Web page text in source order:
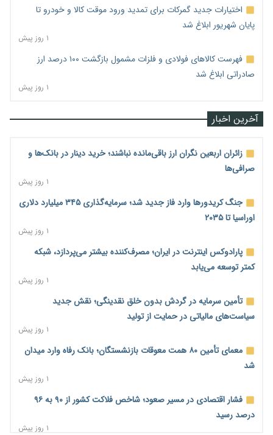
اختیارات جدید گمرکات برای تمدید ورود موقت کالا و خودرو تا
پایان شهریور ابلاغ شد
۱ روز پیش
فهرست کالاهای فولادی و فلزات مشمول بازگشت ۱۰۰ درصد ارز
صادراتی ابلاغ شد
۱ روز پیش
آخرین اخبار
زائران اربعین نگران ارز باقی‌مانده نباشند؛ خرید دینار در بانک‌ها و
صرافی‌ها
۱ روز پیش
جنگ کریدورها وارد فاز جدید شد؛ سرمایه‌گذاری ۳۴۵ میلیارد دلاری
اوراسیا تا ۲۰۳۵
۱ روز پیش
پارادوکس اینترنت در ایران؛ مصرف‌کننده بیشتر می‌پردازد، شبکه
کمتر توسعه می‌یابد
۱ روز پیش
تأمین سرمایه در گردش بدون خلق نقدینگی؛ نقش جدید
سیاست‌های مالیاتی در حمایت از تولید
۱ روز پیش
معمای تأمین ۸۰ همت معوقات بازنشستگان؛ بانک رفاه وارد میدان
شد
۱ روز پیش
فشار اقتصادی در مسیر صعود؛ شاخص فلاکت کشور از ۹۰ به ۹۶
درصد رسید
۱ روز پیش